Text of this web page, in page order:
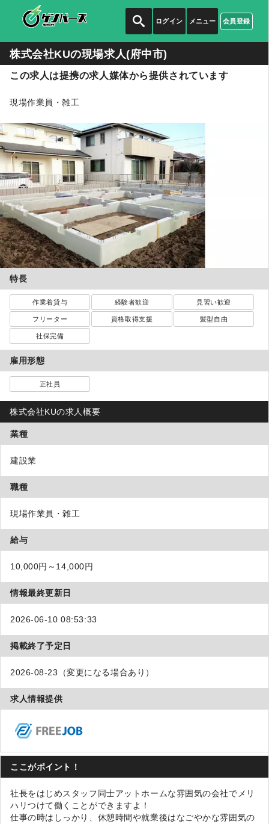
ログイン 会員登録
メニュー
株式会社KUの現場求人(府中市)
この求人は提携の求人媒体から提供されています
現場作業員・雑工
特長
作業着貸与 経験者歓迎 見習い歓迎
フリーター 資格取得支援 髪型自由
社保完備
雇用形態
正社員
株式会社KUの求人概要
業種
建設業
職種
現場作業員・雑工
給与
10,000円～14,000円
情報最終更新日
2026-06-10 08:53:33
掲載終了予定日
2026-08-23（変更になる場合あり）
求人情報提供
ここがポイント！
社長をはじめスタッフ同士アットホームな雰囲気の会社でメリ
ハリつけて働くことができますよ！
仕事の時はしっかり、休憩時間や就業後はなごやかな雰囲気の